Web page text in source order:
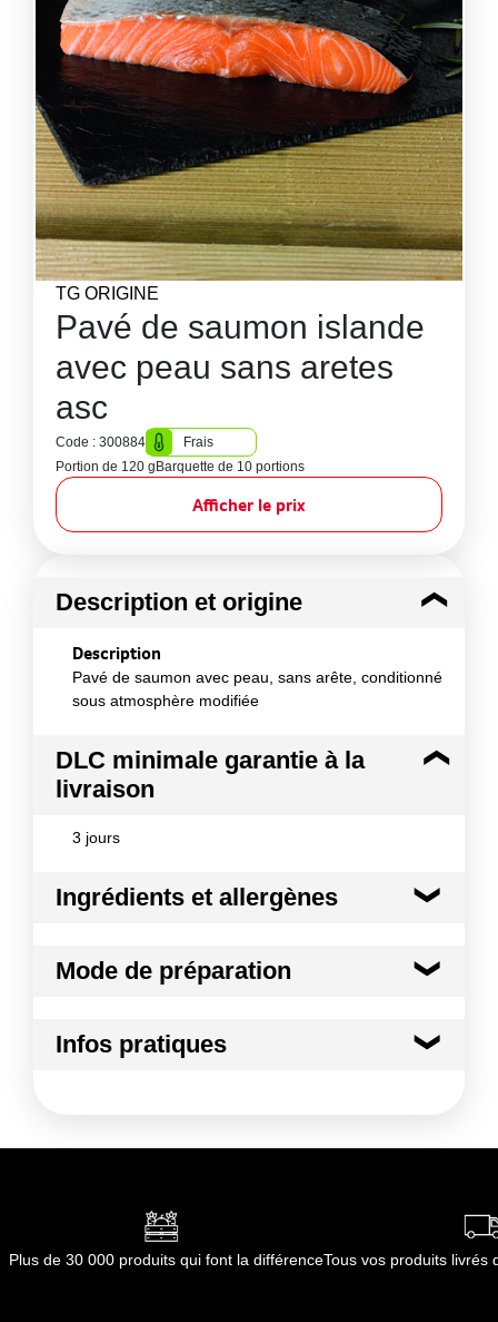
TG ORIGINE
Pavé de saumon islande
avec peau sans aretes
asc
Code : 300884
Frais
Portion de 120 g Barquette de 10 portions
Afficher le prix
Description et origine
Description
Pavé de saumon avec peau, sans arête, conditionné
sous atmosphère modifiée
DLC minimale garantie à la
livraison
3 jours
Ingrédients et allergènes
Saumon d'Islande (salmo salar)
Poissons et produits à base de poissons
Conformément aux informations transmises
Mode de préparation
sauteuse et finir la cuisson au four sec à 90°C.
Infos pratiques
Conformément aux informations transmises
Plus de 30 000 produits qui font la différenceTous vos produits livrés